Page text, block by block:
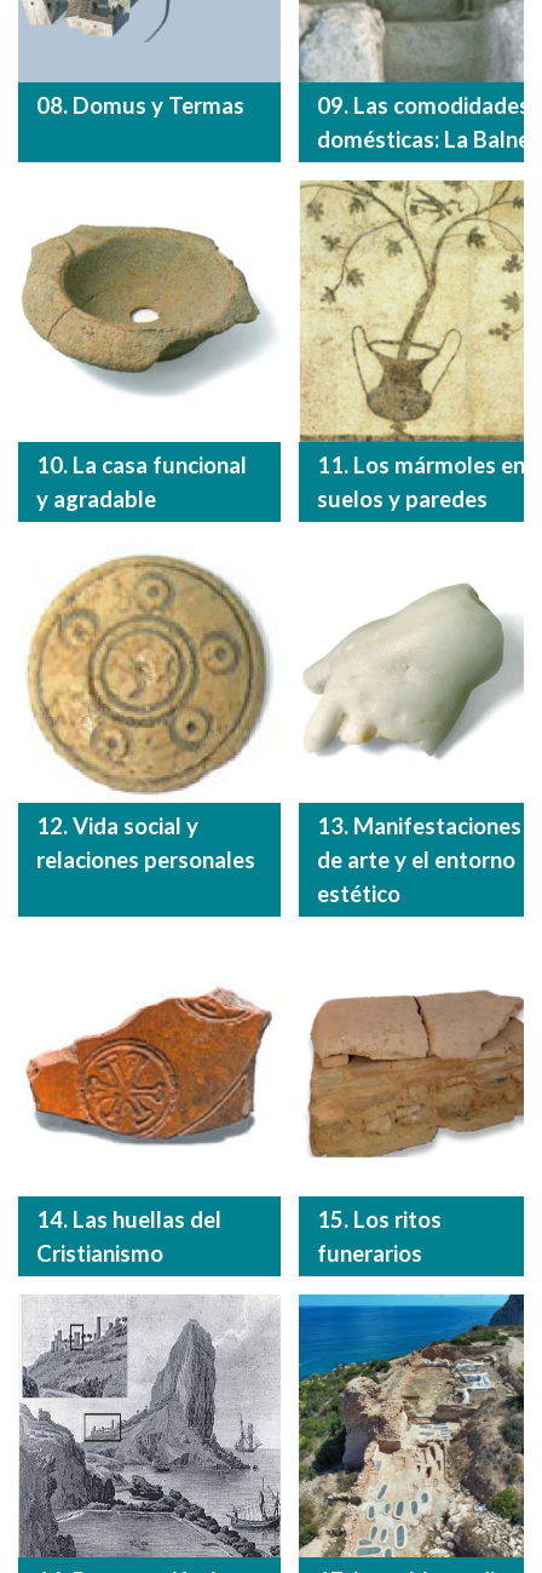
08. Domus y Termas
09. Las comodidades
domésticas: La Balnea
10. La casa funcional
y agradable
11. Los mármoles en
suelos y paredes
12. Vida social y
relaciones personales
13. Manifestaciones
de arte y el entorno
estético
14. Las huellas del
Cristianismo
15. Los ritos
funerarios